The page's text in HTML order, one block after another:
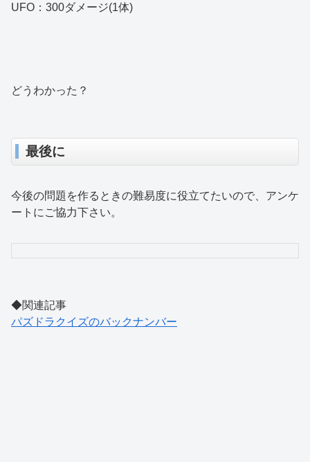
UFO：300ダメージ(1体)
どうわかった？
最後に
今後の問題を作るときの難易度に役立てたいので、アンケ
ートにご協力下さい。
◆関連記事
パズドラクイズのバックナンバー